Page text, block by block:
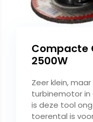
Compacte
2500W
Zeer klein,
turbinemotor
is deze tool
toerental is